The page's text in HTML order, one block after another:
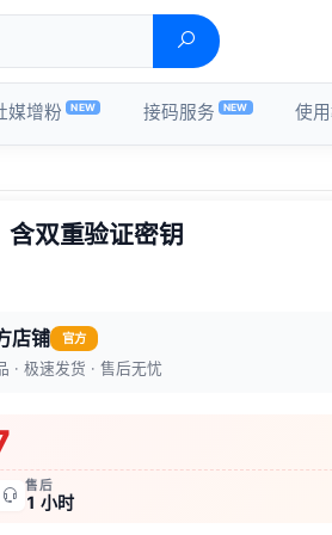
媒增粉 NEW 接码服务 NEW 使
双重验证密钥
店铺 官方
· 极速发货 · 售后无忧
售后
1 小时